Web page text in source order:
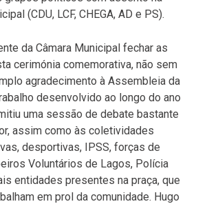
(CDU, LCF, CHEGA, AD e PS).
da Câmara Municipal fechar as
cerimónia comemorativa, não sem
agradecimento à Assembleia da
desenvolvido ao longo do ano
uma sessão de debate bastante
assim como às coletividades
desportivas, IPSS, forças de
Voluntários de Lagos, Polícia
entidades presentes na praça, que
em prol da comunidade. Hugo